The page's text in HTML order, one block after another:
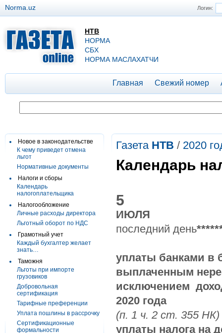
Логин:
Norma.uz
НТВ
НОРМА
СБХ
НОРМА МАСЛАХАТЧИ
Главная Свежий номер
Новое в законодательстве
К чему приведет отмена
льгот
Нормативные документы
Налоги и сборы
Календарь
налогоплательщика
Налогообложение
Личные расходы директора
Льготный оборот по НДС
Грамотный учет
Каждый бухгалтер желает
знать…
Таможня
Льготы при импорте
грузовиков
Добровольная
сертификация
Тарифные преференции
Уплата пошлины в рассрочку
Сертификационные
формальности
Газета НТВ / 2020
Календарь
5
ИЮЛЯ
последний день
уплаты банками в
выплаченным
исключением
2020 года
(п. 1 ч. 2 ст. 355 НК)
уплаты налога на